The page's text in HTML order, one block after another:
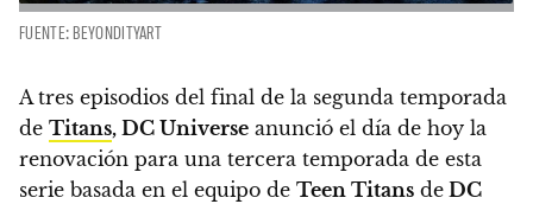
FUENTE: BEYONDITYART
A tres episodios del final de la segunda temporada
de Titans, DC Universe anunció el día de hoy la
renovación para una tercera temporada de esta
serie basada en el equipo de Teen Titans de DC